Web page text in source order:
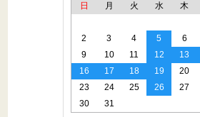
日 月 火 水 木
2
3 4 5 6
9
10 11 12 13
16
17 18 19 20
23
24 25 26 27
30
31